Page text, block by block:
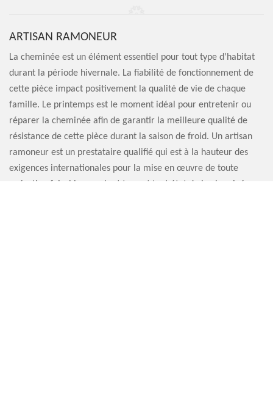
ARTISAN RAMONEUR
La cheminée est un élément essentiel pour tout type d’habitat
durant la période hivernale. La fiabilité de fonctionnement de
cette pièce impact positivement la qualité de vie de chaque
famille. Le printemps est le moment idéal pour entretenir ou
réparer la cheminée afin de garantir la meilleure qualité de
résistance de cette pièce durant la saison de froid. Un artisan
ramoneur est un prestataire qualifié qui est à la hauteur des
exigences internationales pour la mise en œuvre de toute
opération faisable pour tout type et tout état de la cheminée.